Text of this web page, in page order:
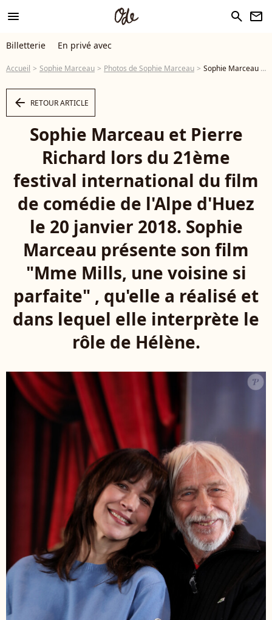
menu search newsletter
Billetterie En privé avec
Accueil Sophie Marceau Photos de Sophie Marceau Sophie Marceau et Pierre Richard lors du 21ème festival international du film de comédie de l'Alpe d'Huez le 20 janvier 2018. Sophie Marceau présente son film "Mme Mills, une voisine si parfaite" , qu'elle a réalisé et dans lequel elle interprète le rôle de Hélène. © Dominique Jacovides / Bestimage - Photo
arrow_left RETOUR ARTICLE
Sophie Marceau et Pierre
Richard lors du 21ème
festival international du film
de comédie de l'Alpe d'Huez
le 20 janvier 2018. Sophie
Marceau présente son film
"Mme Mills, une voisine si
parfaite" , qu'elle a réalisé et
dans lequel elle interprète le
rôle de Hélène.